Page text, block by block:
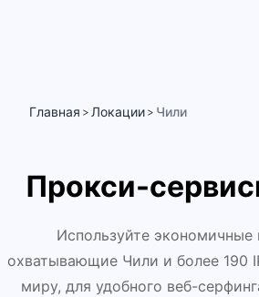
Главная > Локации > Чили
Прокси-
Используйте экономичные
охватывающие Чили и более 190
миру, для удобного веб-